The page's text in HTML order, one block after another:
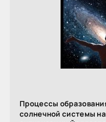
Процессы
солнечной системы